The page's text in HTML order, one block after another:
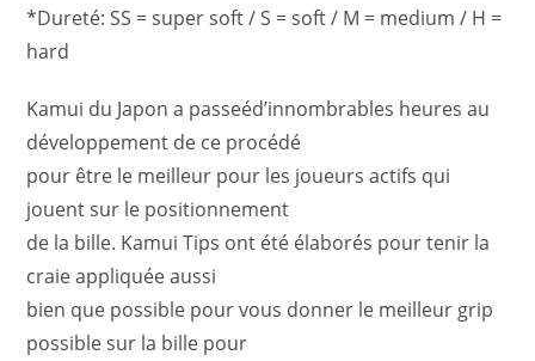
*Dureté: SS = super soft / S = soft / M = medium / H =
hard
Kamui du Japon a passeéd’innombrables heures au
développement de ce procédé
pour être le meilleur pour les joueurs actifs qui
jouent sur le positionnement
de la bille. Kamui Tips ont été élaborés pour tenir la
craie appliquée aussi
bien que possible pour vous donner le meilleur grip
possible sur la bille pour